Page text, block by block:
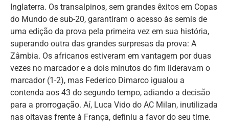
Inglaterra. Os transalpinos, sem grandes êxitos em Copas
do Mundo de sub-20, garantiram o acesso às semis de
uma edição da prova pela primeira vez em sua história,
superando outra das grandes surpresas da prova: A
Zâmbia. Os africanos estiveram em vantagem por duas
vezes no marcador e a dois minutos do fim lideravam o
marcador (1-2), mas Federico Dimarco igualou a
contenda aos 43 do segundo tempo, adiando a decisão
para a prorrogação. Aí, Luca Vido do AC Milan, inutilizada
nas oitavas frente à França, definiu a favor do seu time.